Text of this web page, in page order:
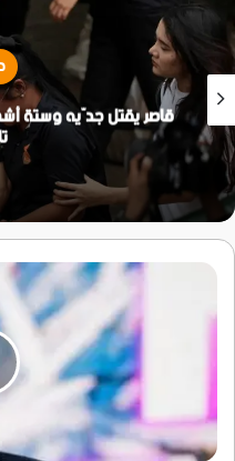
قاصر يقتل جدّيه وستة
وافقت
علىعدمامتلاك
سلاح
نووي